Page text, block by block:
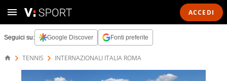
ACCEDI
Seguici su: Google Discover Fonti preferite
TENNIS INTERNAZIONALI ITALIA ROMA